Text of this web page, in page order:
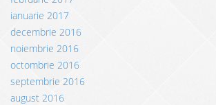
ianuarie 2017
decembrie 2016
noiembrie 2016
octombrie 2016
septembrie 2016
august 2016